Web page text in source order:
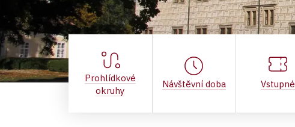
Prohlídkové
okruhy
Návštěvní doba Vstupné